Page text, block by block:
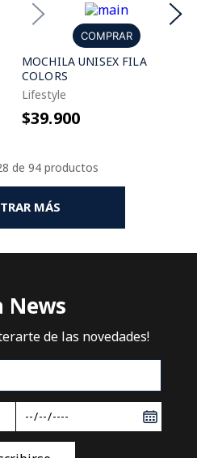
COMPRAR
MOCHILA UNISEX FILA
COLORS
Lifestyle
$39.900
de 94
MÁS
News
de las novedades!